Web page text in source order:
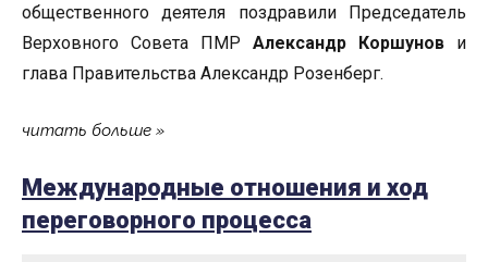
общественного деятеля поздравили Председатель
Верховного Совета ПМР Александр Коршунов и
глава Правительства Александр Розенберг.
читать больше
Международные отношения и ход
переговорного процесса